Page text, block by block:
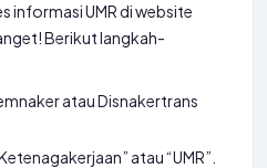
informasi UMR di website
Berikut langkah-
atau Disnakertrans
atau “UMR”.